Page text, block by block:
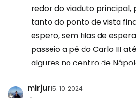
redor do viaduto principal,
tanto do ponto de vista
espero, sem filas de
passeio a pé do Carlo III
algures no centro de
mirjur15. 10. 2024